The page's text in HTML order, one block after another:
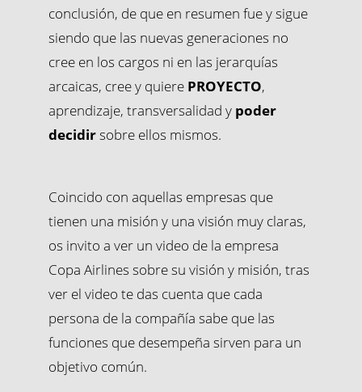
conclusión, de que en resumen fue y sigue
siendo que las nuevas generaciones no
cree en los cargos ni en las jerarquías
arcaicas, cree y quiere PROYECTO,
aprendizaje, transversalidad y poder
decidirsobre ellos mismos.
Coincido con aquellas empresas que
tienen una misión y una visión muy claras,
os invito a ver un video de la empresa
Copa Airlines sobre su visión y misión, tras
ver el video te das cuenta que cada
persona de la compañía sabe que las
funciones que desempeña sirven para un
objetivo común.